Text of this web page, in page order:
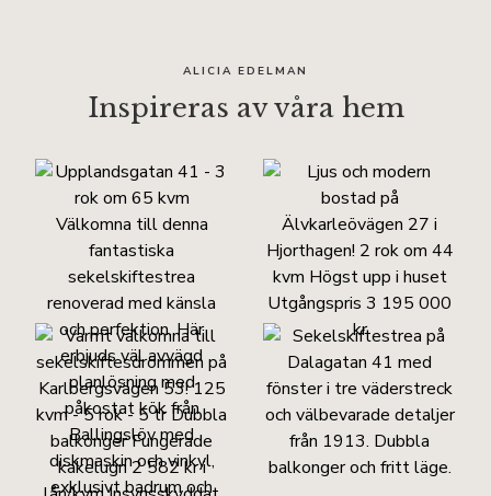
ALICIA EDELMAN
Inspireras av våra hem